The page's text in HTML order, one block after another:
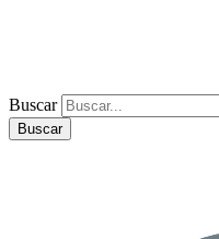
Buscar
Buscar